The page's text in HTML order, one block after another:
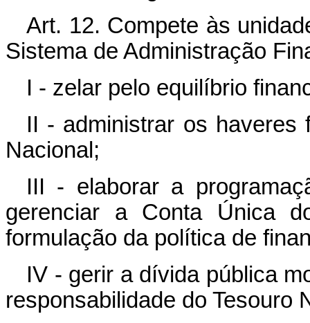
Art. 12. Compete às
Sistema de Administração
I - zelar pelo equilíbrio
II - administrar os haveres
Nacional;
III - elaborar a
gerenciar a Conta Única
formulação da política de
IV - gerir a dívida pública
responsabilidade do Tesouro